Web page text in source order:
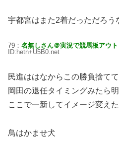
宇都宮はまた2着だっただろう
79： 名無しさん＠実況で競馬板アウト
ID:hetn+U5B0.net
民進ははなからこの勝負捨て
岡田の退任タイミングみたら
ここで一新してイメージ変え
鳥はかませ犬